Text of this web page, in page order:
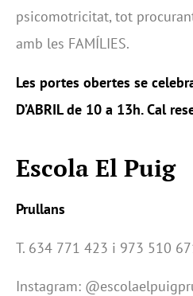
psicomotricitat, tot
amb les FAMÍLIES.
Les portes obertes se
D’ABRIL de 10 a 13h. Cal
Escola El Puig
Prullans
T. 634 771 423 i 973 510
Instagram: